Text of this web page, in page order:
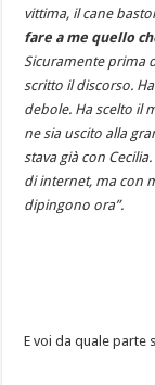
vittima, il cane
fare a me quello
Sicuramente prima
scritto il discorso.
debole. Ha scelto il
ne sia uscito alla
stava già con
di internet, ma con
dipingono ora”.
E voi da quale parte